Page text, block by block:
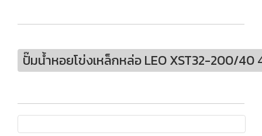
ปั๊มนํ้าหอยโข่งเหล็กหล่อ LEO XST32-200/40